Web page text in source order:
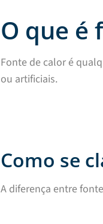
O que é
Fonte de calor é
ou artificiais.
Como se
A diferença entre